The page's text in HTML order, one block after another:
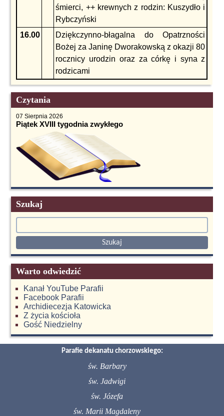
śmierci, ++ krewnych z rodzin: Kuszydło i
Rybczyński
16.00
Dziękczynno-błagalna do Opatrzności
Bożej za Janinę Dworakowską z okazji 80
rocznicy urodzin oraz za córkę i syna z
rodzicami
Czytania
07 Sierpnia 2026
Piątek XVIII tygodnia zwykłego
Szukaj
Warto odwiedzić
Kanał YouTube Parafii
Facebook Parafii
Archidiecezja Katowicka
Z życia kościoła
Gość Niedzielny
Parafie dekanatu chorzowskiego:
św. Barbary
św. Jadwigi
św. Józefa
św. Marii Magdaleny